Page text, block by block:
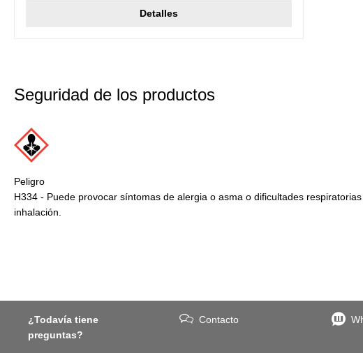
Detalles
Seguridad de los productos
Peligro
H334 - Puede provocar síntomas de alergia o asma o dificultades
inhalación.
¿Todavía tiene
preguntas?
Contacto